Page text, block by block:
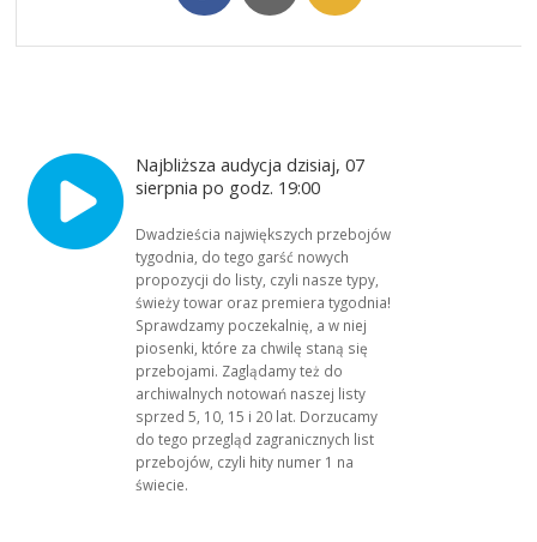
Najbliższa audycja dzisiaj, 07
sierpnia po godz. 19:00
Dwadzieścia największych przebojów
tygodnia, do tego garść nowych
propozycji do listy, czyli nasze typy,
świeży towar oraz premiera tygodnia!
Sprawdzamy poczekalnię, a w niej
piosenki, które za chwilę staną się
przebojami. Zaglądamy też do
archiwalnych notowań naszej listy
sprzed 5, 10, 15 i 20 lat. Dorzucamy
do tego przegląd zagranicznych list
przebojów, czyli hity numer 1 na
świecie.